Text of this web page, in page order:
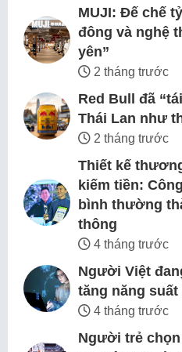
MUJI: Đế chế
đông và nghệ
yên”
2 tháng trước
Red Bull đã
Thái Lan như
2 tháng trước
Thiết kế
kiếm tiền:
bình thường
thông
4 tháng trước
Người Việt
tăng năng
4 tháng trước
Người trẻ